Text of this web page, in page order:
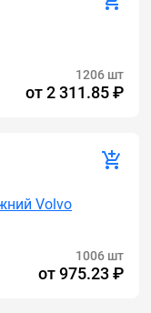
1206 шт
от2 311.85 ₽
Volvo
1006 шт
от975.23 ₽